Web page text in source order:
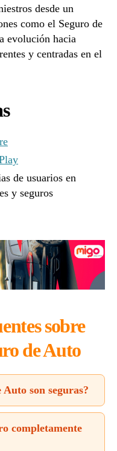
desde un
como el Seguro de
evolución hacia
y centradas en el
de usuarios en
y seguros
sobre
de Auto
son seguras?
completamente